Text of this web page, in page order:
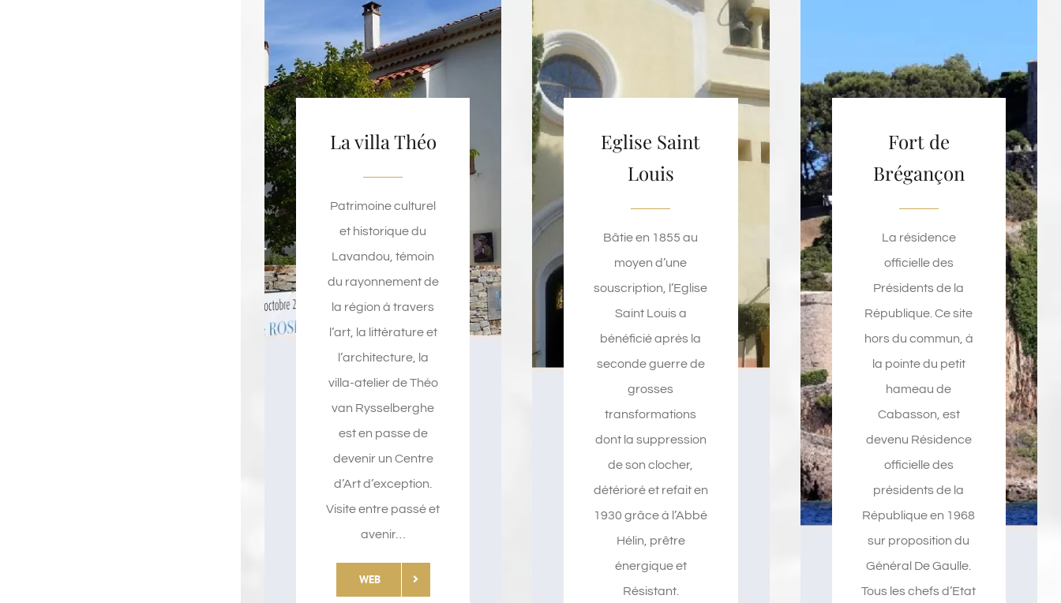
La villa Théo
Patrimoine culturel
et historique du
Lavandou, témoin
du rayonnement de
la région à travers
l’art, la littérature et
l’architecture, la
villa-atelier de Théo
van Rysselberghe
est en passe de
devenir un Centre
d’Art d’exception.
Visite entre passé et
avenir…
WEB
Eglise Saint
Louis
Bâtie en 1855 au
moyen d’une
souscription, l’Eglise
Saint Louis a
bénéficié après la
seconde guerre de
grosses
transformations
dont la suppression
de son clocher,
détérioré et refait en
1930 grâce à l’Abbé
Hélin, prêtre
énergique et
Résistant.
Fort de
Brégançon
La résidence
officielle des
Présidents de la
République. Ce site
hors du commun, à
la pointe du petit
hameau de
Cabasson, est
devenu Résidence
officielle des
présidents de la
République en 1968
sur proposition du
Général De Gaulle.
Tous les chefs d’Etat